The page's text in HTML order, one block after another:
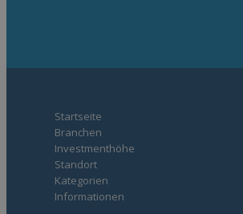
Startseite
Branchen
Investmenthöhe
Standort
Kategorien
Informationen